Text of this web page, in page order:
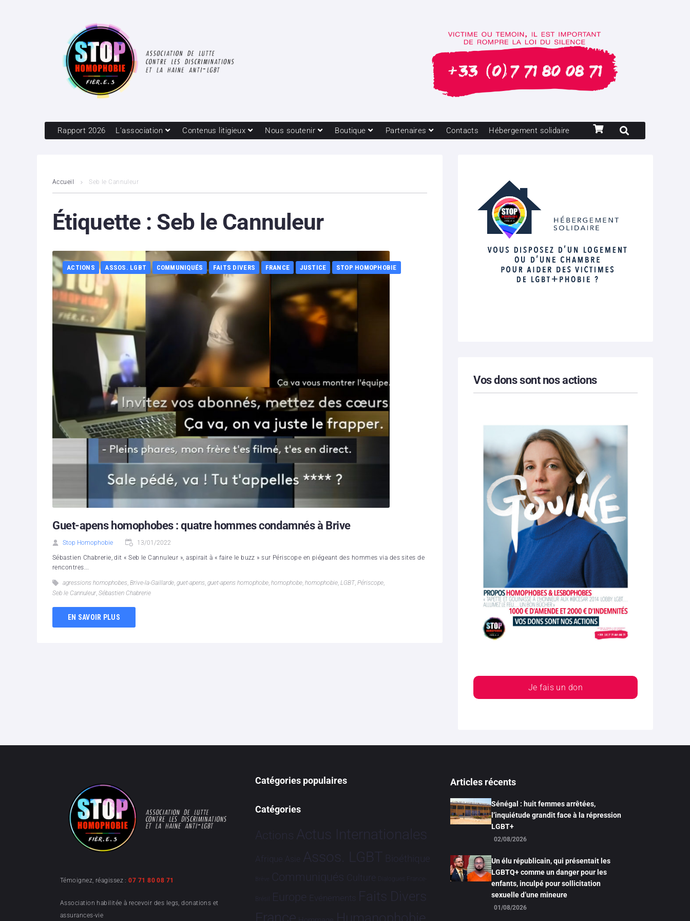
Rapport 2026 L’association Contenus litigieux Nous soutenir Boutique Partenaires Contacts Hébergement solidaire
Accueil Seb le Cannuleur
Étiquette : Seb le Cannuleur
ACTIONS ASSOS. LGBT COMMUNIQUÉS FAITS DIVERS FRANCE JUSTICE STOP HOMOPHOBIE
Guet-apens homophobes : quatre hommes condamnés à Brive
Stop Homophobie 13/01/2022
Sébastien Chabrerie, dit « Seb le Cannuleur », aspirait à « faire le buzz » sur Périscope en piégeant des hommes via des sites de
rencontres...
agressions homophobes, Brive-la-Gaillarde, guet-apens, guet-apens homophobe, homophobe, homophobie, LGBT, Périscope,
Seb le Cannuleur, Sébastien Chabrerie
EN SAVOIR PLUS
Vos dons sont nos actions
Je fais un don
Témoignez, réagissez :07 71 80 08 71
Association habilitée à recevoir des legs, donations et
assurances-vie
Catégories populaires
Catégories
Actions Actus Internationales
Afrique Asie Assos. LGBT Bioéthique
Brève Communiqués Culture Dialogues France-
Brésil Europe Evénements Faits Divers
Humanophobie
Articles récents
Sénégal : huit femmes arrêtées,
l’inquiétude grandit face à la répression
LGBT+
02/08/2026
Un élu républicain, qui présentait les
LGBTQ+ comme un danger pour les
enfants, inculpé pour sollicitation
sexuelle d’une mineure
01/08/2026